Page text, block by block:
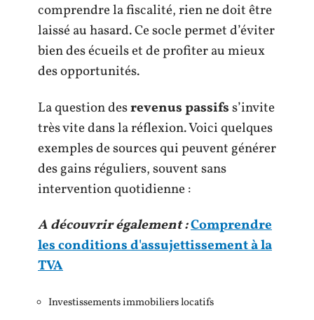
comprendre la fiscalité, rien ne doit être
laissé au hasard. Ce socle permet d’éviter
bien des écueils et de profiter au mieux
des opportunités.
La question desrevenus passifss’invite
très vite dans la réflexion. Voici quelques
exemples de sources qui peuvent générer
des gains réguliers, souvent sans
intervention quotidienne :
A découvrir également :Comprendre
les conditions d'assujettissement à la
TVA
Investissements immobiliers locatifs